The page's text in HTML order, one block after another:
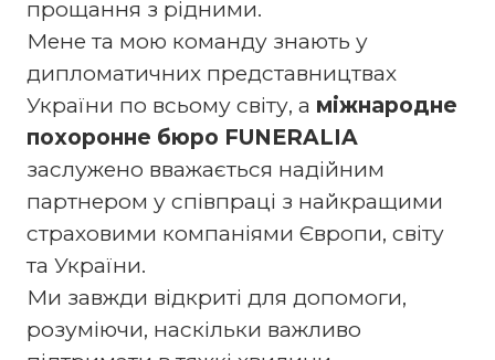
прощання з рідними.
Мене та мою команду знають у
дипломатичних представництвах
України по всьому світу, а міжнародне
похоронне бюро FUNERALIA
заслужено вважається надійним
партнером у співпраці з найкращими
страховими компаніями Європи, світу
та України.
Ми завжди відкриті для допомоги,
розуміючи, наскільки важливо